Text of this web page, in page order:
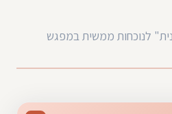
לנוכחות ממשית במפגש